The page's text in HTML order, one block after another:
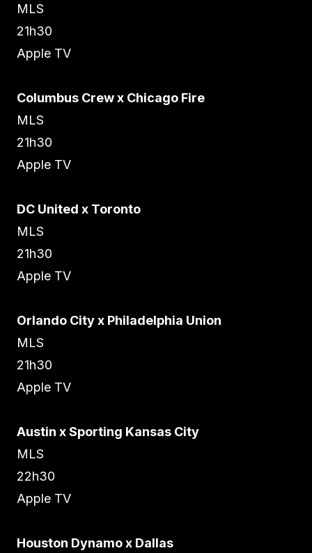
MLS
21h30
Apple TV
Columbus Crew x Chicago Fire
MLS
21h30
Apple TV
DC United x Toronto
MLS
21h30
Apple TV
Orlando City x Philadelphia Union
MLS
21h30
Apple TV
Austin x Sporting Kansas City
MLS
22h30
Apple TV
Houston Dynamo x Dallas